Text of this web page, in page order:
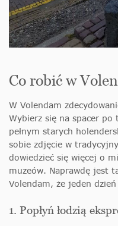
Co robić w
W Volendam
Wybierz się na spacer
pełnym starych
sobie zdjęcie w
dowiedzieć się więcej o
muzeów. Naprawdę jest
Volendam, że jeden
1. Popłyń łodzią